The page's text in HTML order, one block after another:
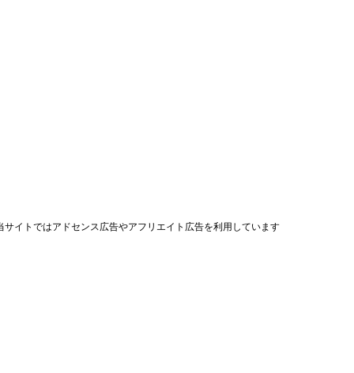
サイトではアドセンス広告やアフリエイト広告を利用しています